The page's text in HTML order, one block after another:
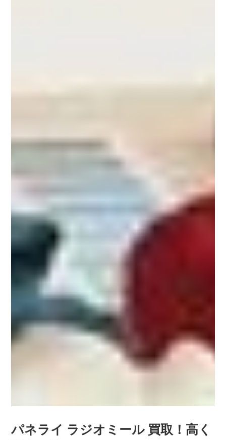
パネライ ラジオミール 買取！高く